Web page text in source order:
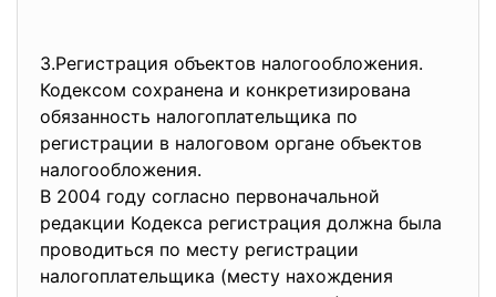
3.Регистрация объектов налогообложения.
Кодексом сохранена и конкретизирована
обязанность налогоплательщика по
регистрации в налоговом органе объектов
налогообложения.
В 2004 году согласно первоначальной
редакции Кодекса регистрация должна была
проводиться по месту регистрации
налогоплательщика (месту нахождения